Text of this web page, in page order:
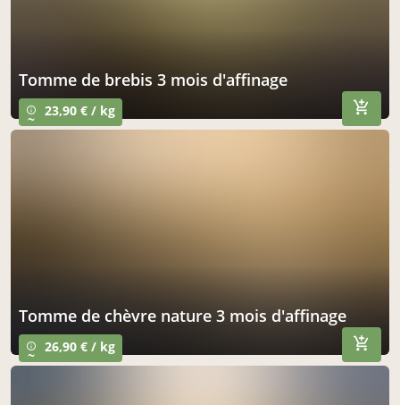
tomme de brebis 3 mois d'affinage
info_outline
~ 23,90 € / kg
tomme de chèvre nature 3 mois d'affinage
info_outline
~ 26,90 € / kg